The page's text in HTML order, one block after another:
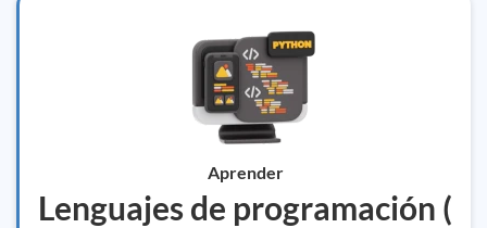
Aprender
Lenguajes de programación (